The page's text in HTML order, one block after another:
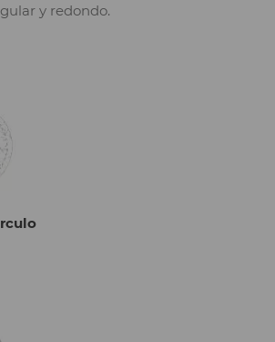
y redondo.